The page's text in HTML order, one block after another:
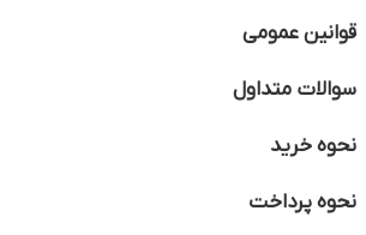
قوانین عمومی
سوالات متداول
نحوه خرید
نحوه پرداخت